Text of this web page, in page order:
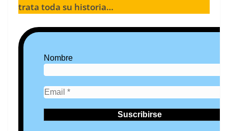
trata toda su historia…
Nombre